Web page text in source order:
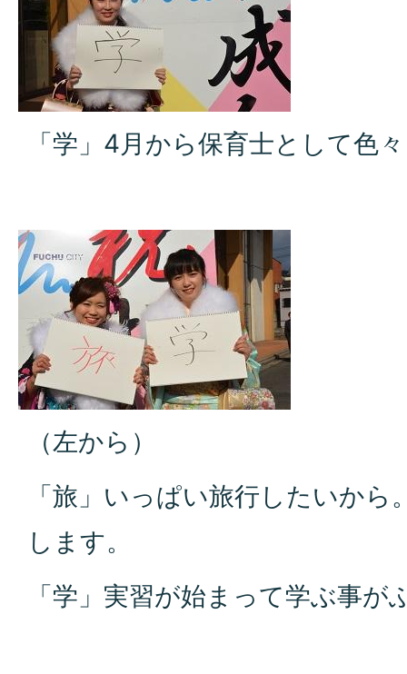
「学」4月から保育士として色
（左から）
「旅」いっぱい旅行したいか
します。
「学」実習が始まって学ぶ事が